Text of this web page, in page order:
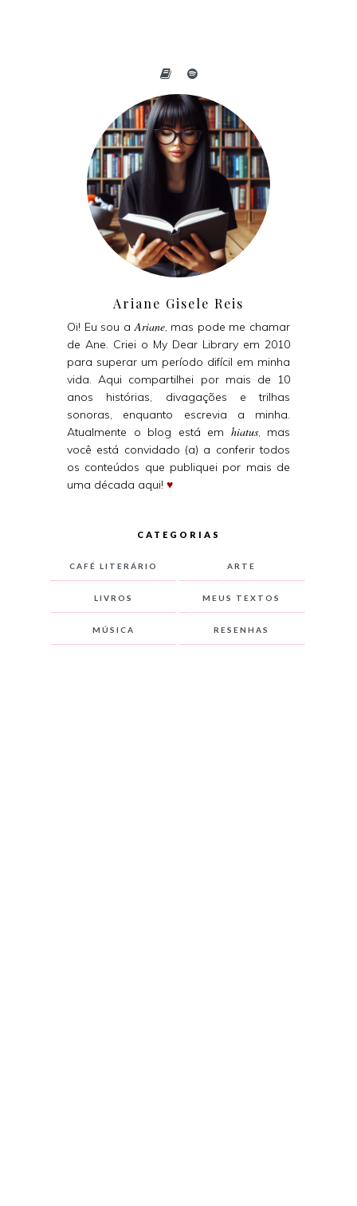
Ariane Gisele Reis
Oi! Eu sou aAriane, mas pode me chamar
de Ane. Criei o My Dear Library em 2010
para superar um período difícil em minha
vida. Aqui compartilhei por mais de 10
anos histórias, divagações e trilhas
sonoras, enquanto escrevia a minha.
Atualmente o blog está em hiatus, mas
você está convidado (a) a conferir todos
os conteúdos que publiquei por mais de
uma década aqui! ♥
CATEGORIAS
CAFÉ LITERÁRIO ARTE
LIVROS MEUS TEXTOS
MÚSICA RESENHAS